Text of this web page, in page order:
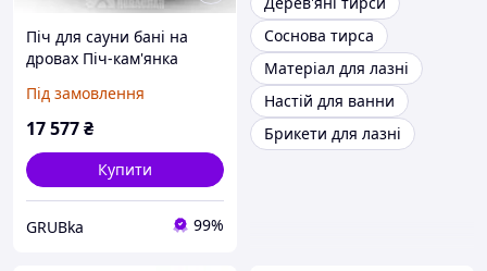
Піч для сауни бані на
дровах Піч-кам'янка
Новаслав ПКС-01 (до 12
кубів)
Під замовлення
17 577₴
Купити
GRUBka 99%
Соснова тирса
Матеріал для лазні
Настій для ванни
Брикети для лазні